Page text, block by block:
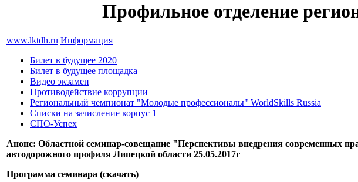
Профильное отделение
www.lktdh.ru Информация
Билет в будущее 2020
Билет в будущее площадка
Видео экзамен
Противодействие коррупции
Региональный чемпионат "Молодые профессионалы" WorldSkills Russia
Списки на зачисление корпус 1
СПО-Успех
Анонс: Областной семинар-совещание "Перспективы внедрения современных
автодорожного профиля Липецкой области 25.05.2017г
Программа семинара (скачать)